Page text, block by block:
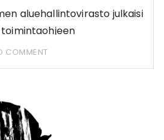
aluehallintovirasto julkaisi
toimintaohjeen
COMMENT